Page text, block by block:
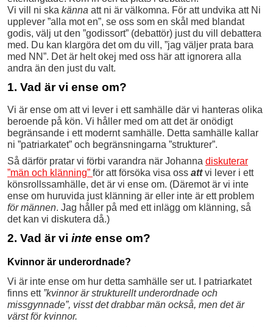
Vi vill ni ska känna att ni är välkomna. För att undvika att Ni
upplever ”alla mot en”, se oss som en skål med blandat
godis, välj ut den ”godissort” (debattör) just du vill debattera
med. Du kan klargöra det om du vill, ”jag väljer prata bara
med NN”. Det är helt okej med oss här att ignorera alla
andra än den just du valt.
1. Vad är vi ense om?
Vi är ense om att vi lever i ett samhälle där vi hanteras olika
beroende på kön. Vi håller med om att det är onödigt
begränsande i ett modernt samhälle. Detta samhälle kallar
ni ”patriarkatet” och begränsningarna ”strukturer”.
Så därför pratar vi förbi varandra när Johanna diskuterar
”män och klänning” för att försöka visa oss attvi lever i ett
könsrollssamhälle, det är vi ense om. (Däremot är vi inte
ense om huruvida just klänning är eller inte är ett problem
för männen. Jag håller på med ett inlägg om klänning, så
det kan vi diskutera då.)
2. Vad är vi inte ense om?
Kvinnor är underordnade?
Vi är inte ense om hur detta samhälle ser ut. I patriarkatet
finns ett ”kvinnor är strukturellt underordnade och
missgynnade”, visst det drabbar män också, men det är
värst för kvinnor.